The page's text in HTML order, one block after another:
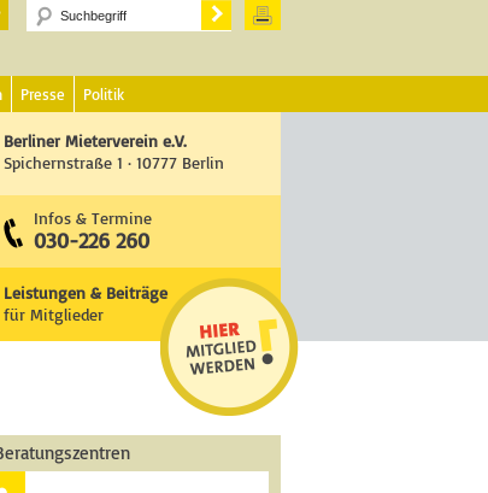
Presse Politik
Berliner Mieterverein e.V.
Spichernstraße 1 · 10777 Berlin
Infos & Termine
030-226 260
Leistungen & Beiträge
für Mitglieder